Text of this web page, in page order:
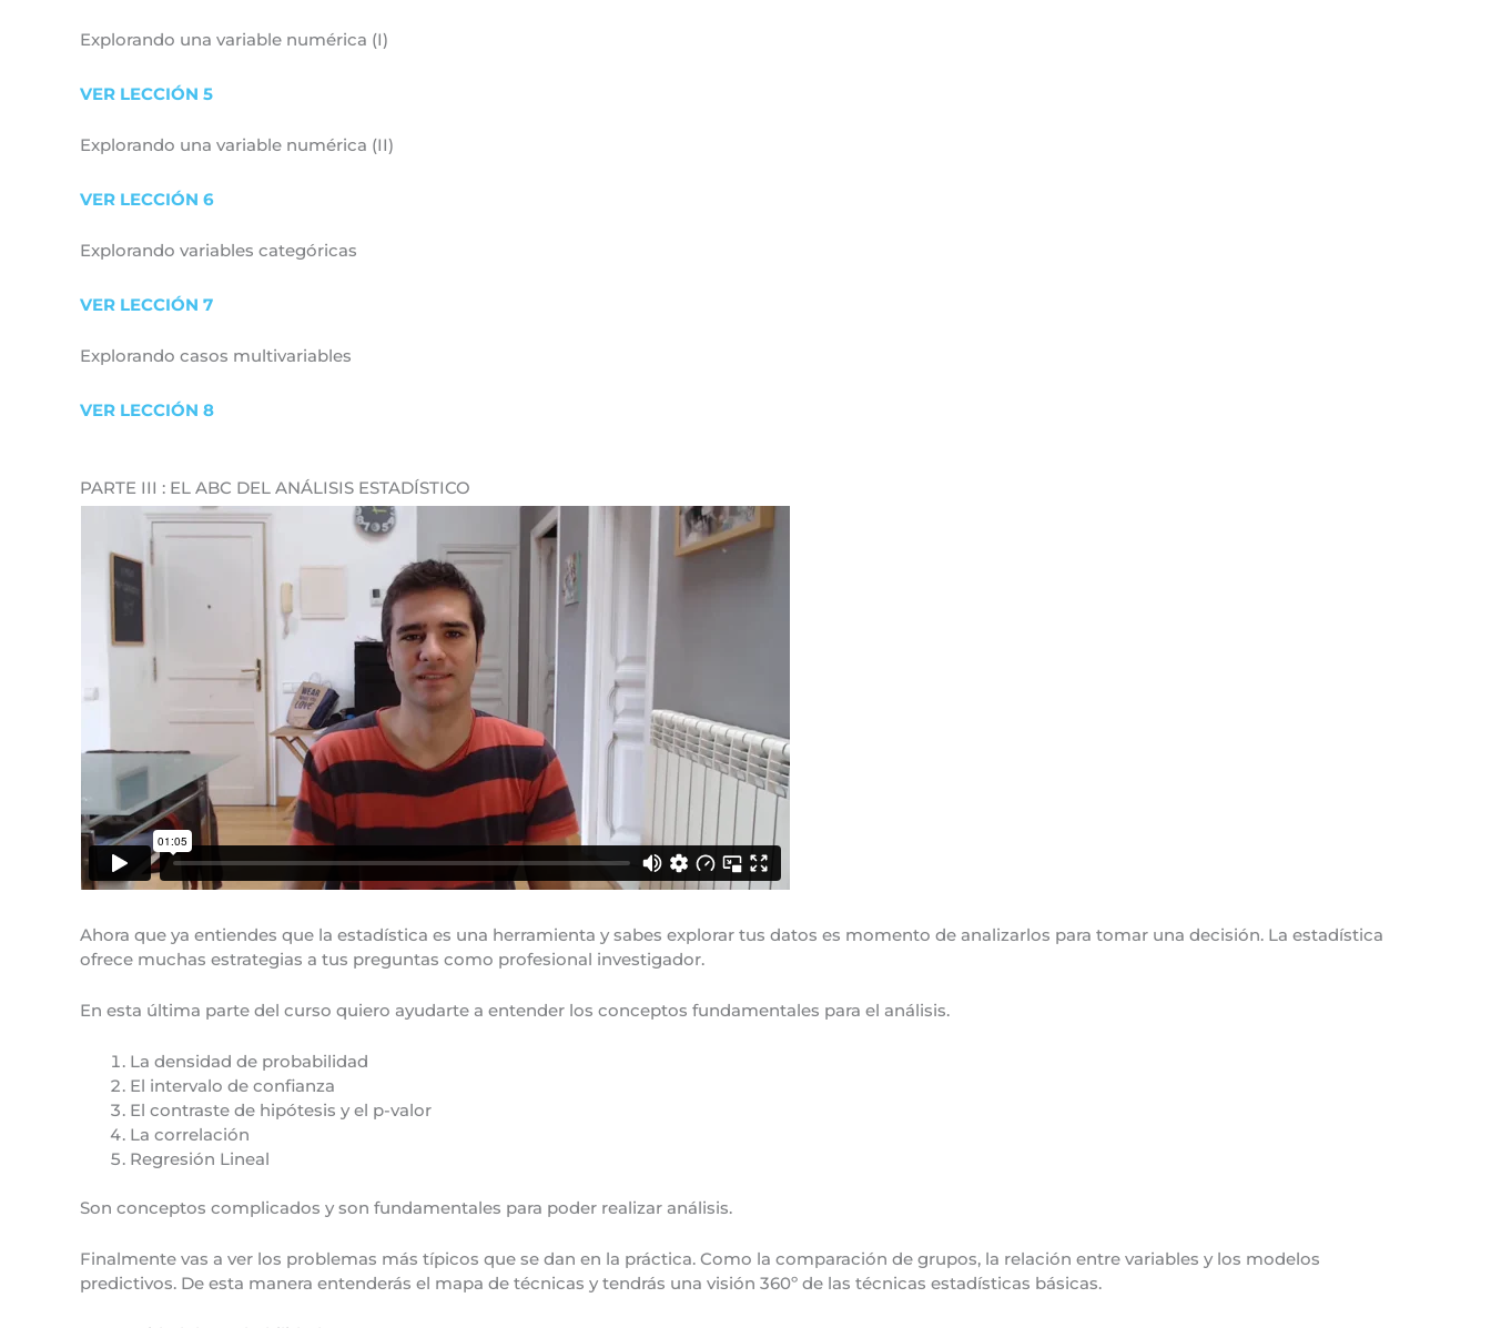
Explorando una variable numérica (I)
VER LECCIÓN 5
Explorando una variable numérica (II)
VER LECCIÓN 6
Explorando variables categóricas
VER LECCIÓN 7
Explorando casos multivariables
VER LECCIÓN 8
PARTE III : EL ABC DEL ANÁLISIS ESTADÍSTICO
Ahora que ya entiendes que la estadística es una herramienta y sabes explorar tus datos es momento de analizarlos para tomar una decisión. La estadística
ofrece muchas estrategias a tus preguntas como profesional investigador.
En esta última parte del curso quiero ayudarte a entender los conceptos fundamentales para el análisis.
La densidad de probabilidad
El intervalo de confianza
El contraste de hipótesis y el p-valor
La correlación
Regresión Lineal
Son conceptos complicados y son fundamentales para poder realizar análisis.
Finalmente vas a ver los problemas más típicos que se dan en la práctica. Como la comparación de grupos, la relación entre variables y los modelos
predictivos. De esta manera entenderás el mapa de técnicas y tendrás una visión 360º de las técnicas estadísticas básicas.